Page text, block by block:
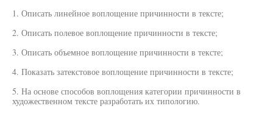
1. Описать линейное воплощение причинности в тексте;
2. Описать полевое воплощение причинности в тексте;
3. Описать объемное воплощение причинности в тексте;
4. Показать затекстовое воплощение причинности в тексте;
5. На основе способов воплощения категории причинности в
художественном тексте разработать их типологию.